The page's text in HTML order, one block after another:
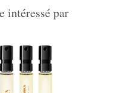
intéressé par